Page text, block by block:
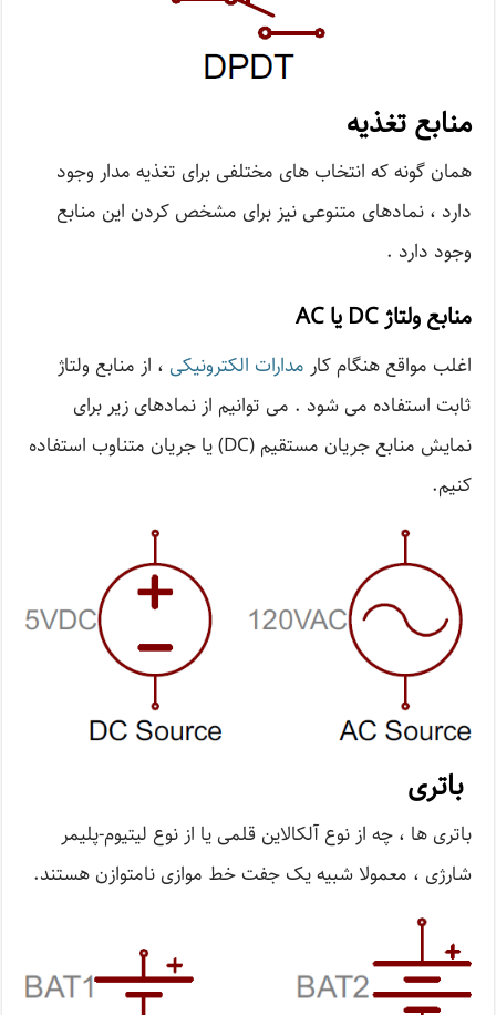
منابع تغذیه
همان گونه که انتخاب های مختلفی برای تغذیه مدار وجود
دارد ، نمادهای متنوعی نیز برای مشخص کردن این منابع
وجود دارد .
منابع ولتاژDC یاAC
اغلب مواقع هنگام کار مدارات الکترونیکی ، از منابع ولتاژ
ثابت استفاده می شود . می توانیم از نمادهای زیر برای
نمایش منابع جریان مستقیم (DC) یا جریان متناوب استفاده
کنیم.
باتری
باتری ها ، چه از نوع آلکالاین قلمی یا از نوع لیتیوم-پلیمر
شارژی ، معمولا شبیه یک جفت خط موازی نامتوازن هستند.